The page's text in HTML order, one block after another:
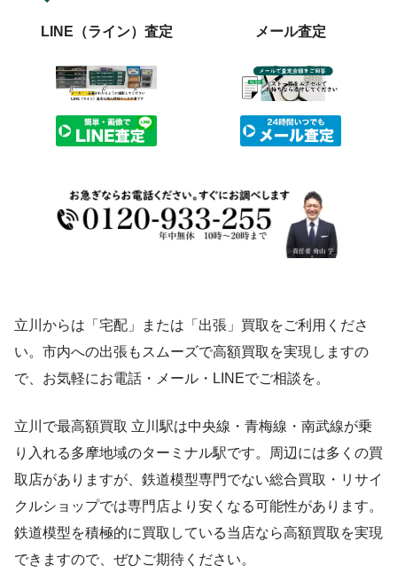
LINE（ライン）査定 メール査定
立川からは「宅配」または「出張」買取をご利用くださ
い。市内への出張もスムーズで高額買取を実現しますの
で、お気軽にお電話・メール・LINEでご相談を。
立川で最高額買取 立川駅は中央線・青梅線・南武線が乗
り入れる多摩地域のターミナル駅です。周辺には多くの買
取店がありますが、鉄道模型専門でない総合買取・リサイ
クルショップでは専門店より安くなる可能性があります。
鉄道模型を積極的に買取している当店なら高額買取を実現
できますので、ぜひご期待ください。